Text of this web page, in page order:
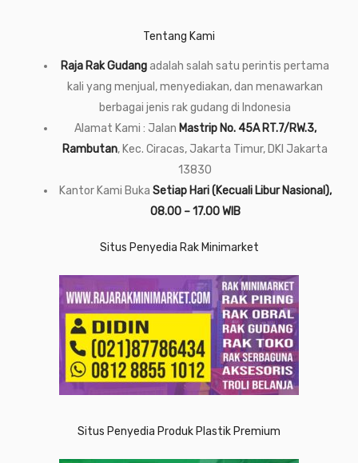
Tentang Kami
Raja Rak Gudangadalah salah satu perintis pertama
kali yang menjual, menyediakan, dan menawarkan
berbagai jenis rak gudang di Indonesia
Alamat Kami : Jalan Mastrip No. 45A RT.7/RW.3,
Rambutan, Kec. Ciracas, Jakarta Timur, DKI Jakarta
13830
Kantor Kami Buka Setiap Hari (Kecuali Libur Nasional),
08.00 – 17.00 WIB
Situs Penyedia Rak Minimarket
Situs Penyedia Produk Plastik Premium